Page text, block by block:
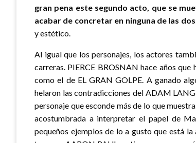
gran pena este segundo acto, que se
acabar de concretar en ninguna de las dos
y estético.
Al igual que los personajes, los actores
carreras. PIERCE BROSNAN hace años
como el de EL GRAN GOLPE. A ganado
helaron las contradicciones del ADAM
personaje que esconde más de lo que
acostumbrada a interpretar el papel de
pequeños ejemplos de lo a gusto que está